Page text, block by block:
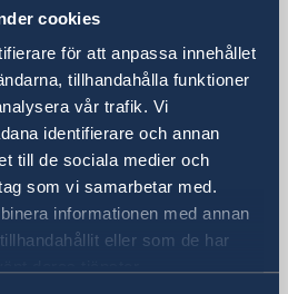
cookies
för att anpassa innehållet
tillhandahålla funktioner
vår trafik. Vi
identifierare och annan
till de sociala medier och
som vi samarbetar med.
informationen med annan
eller som de har